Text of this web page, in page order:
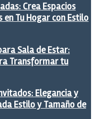
Crea Espacios
Tu Hogar con Estilo
Sala de Estar:
Transformar tu
Elegancia y
Estilo y Tamaño de